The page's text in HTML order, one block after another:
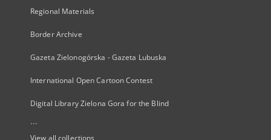
Regional Materials
Border Archive
Gazeta Zielonogórska - Gazeta Lubuska
International Open Cartoon Contest
Digital Library Zielona Gora for the Blind
...
View all collections